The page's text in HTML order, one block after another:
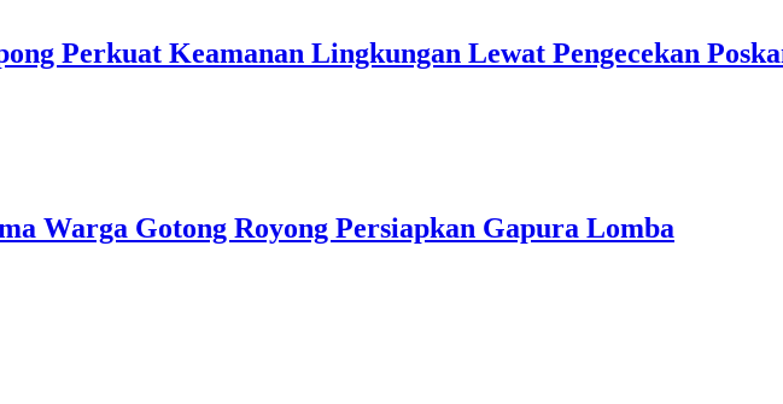
Perkuat Keamanan Lingkungan Lewat Pengecekan
Warga Gotong Royong Persiapkan Gapura Lomba